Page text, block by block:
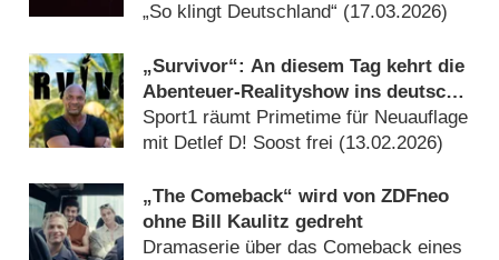
„So klingt Deutschland“ (17.03.2026)
„Survivor“: An diesem Tag kehrt die
Abenteuer-Realityshow ins deutsche
Fernsehen zurück
Sport1 räumt Primetime für Neuauflage
mit Detlef D! Soost frei (13.02.2026)
„The Comeback“ wird von ZDFneo
ohne Bill Kaulitz gedreht
Dramaserie über das Comeback eines